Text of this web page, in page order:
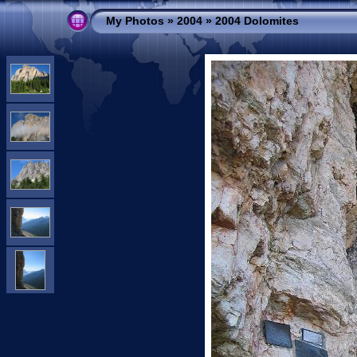
My Photos»2004»2004 Dolomites